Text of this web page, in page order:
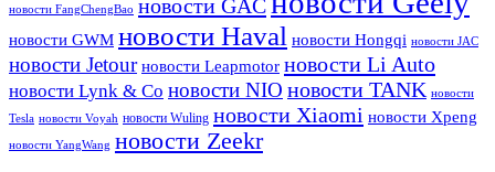
новости FangChengBao новости GAC
новости GWM новости Haval новости Hongqi новости JAC
новости Jetour новости Leapmotor новости Li Auto
новости Lynk & Co новости NIO новости TANK новости
Tesla новости Voyah новости Wuling новости Xiaomi новости Xpeng
новости YangWang новости Zeekr